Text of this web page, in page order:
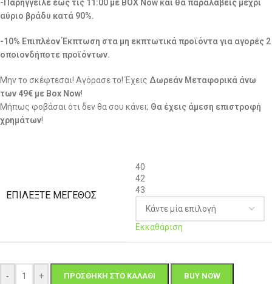
-Παρήγγειλε έως τις 11:00 με BOX Now και θα παραλάβεις μέχρι
αύριο βράδυ κατά 90%.
-10% Επιπλέον Έκπτωση στα μη εκπτωτικά προϊόντα για αγορές 2
οποιονδήποτε προϊόντων.
Μην το σκέφτεσαι! Αγόρασε το! Έχεις Δωρεάν Μεταφορικά άνω
των 49€ με Box Now!
Μήπως φοβάσαι ότι δεν θα σου κάνει; Θα έχεις άμεση επιστροφή
χρημάτων!
ΕΠΙΛΈΞΤΕ ΜΈΓΕΘΟΣ
40
42
43
Εκκαθάριση
- + ΠΡΟΣΘΉΚΗ ΣΤΟ ΚΑΛΆΘΙ BUY NOW